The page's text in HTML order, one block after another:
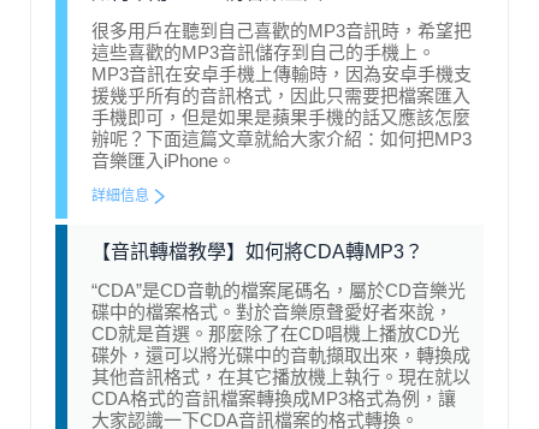
很多用戶在聽到自己喜歡的MP3音訊時，希望把
這些喜歡的MP3音訊儲存到自己的手機上。
MP3音訊在安卓手機上傳輸時，因為安卓手機支
援幾乎所有的音訊格式，因此只需要把檔案匯入
手機即可，但是如果是蘋果手機的話又應該怎麼
辦呢？下面這篇文章就給大家介紹：如何把MP3
音樂匯入iPhone。
詳細信息
【音訊轉檔教學】如何將CDA轉MP3？
“CDA”是CD音軌的檔案尾碼名，屬於CD音樂光
碟中的檔案格式。對於音樂原聲愛好者來說，
CD就是首選。那麼除了在CD唱機上播放CD光
碟外，還可以將光碟中的音軌擷取出來，轉換成
其他音訊格式，在其它播放機上執行。現在就以
CDA格式的音訊檔案轉換成MP3格式為例，讓
大家認識一下CDA音訊檔案的格式轉換。